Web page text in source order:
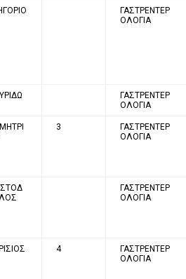
ΓΑΣΤΡΕΝΤΕΡ
ΟΛΟΓΙΑ
ΓΑΣΤΡΕΝΤΕΡ
ΟΛΟΓΙΑ
3
ΓΑΣΤΡΕΝΤΕΡ
ΟΛΟΓΙΑ
ΓΑΣΤΡΕΝΤΕΡ
ΟΛΟΓΙΑ
4
ΓΑΣΤΡΕΝΤΕΡ
ΟΛΟΓΙΑ